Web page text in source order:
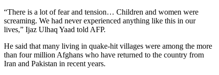
“There is a lot of fear and tension… Children and women were
screaming. We had never experienced anything like this in our
lives,” Ijaz Ulhaq Yaad told AFP.
He said that many living in quake-hit villages were among the more
than four million Afghans who have returned to the country from
Iran and Pakistan in recent years.